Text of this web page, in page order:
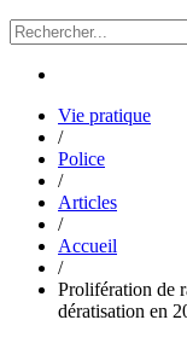
Vie pratique
/
Police
/
Articles
/
Accueil
/
Prolifération de
dératisation en